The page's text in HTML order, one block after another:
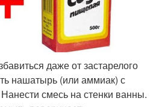
даже от застарелого
нашатырь (или аммиак) с
смесь на стенки ванны.